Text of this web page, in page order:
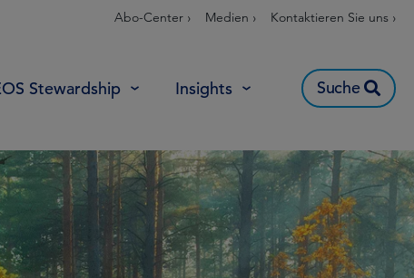
Abo-Center › Medien › Kontaktieren Sie uns ›
Stewardship Insights Suche